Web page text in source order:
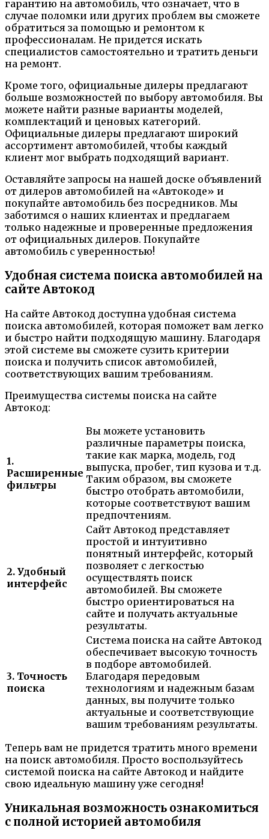
гарантию на автомобиль, что означает, что в
случае поломки или других проблем вы сможете
обратиться за помощью и ремонтом к
профессионалам. Не придется искать
специалистов самостоятельно и тратить деньги
на ремонт.
Кроме того, официальные дилеры предлагают
больше возможностей по выбору автомобиля. Вы
можете найти разные варианты моделей,
комплектаций и ценовых категорий.
Официальные дилеры предлагают широкий
ассортимент автомобилей, чтобы каждый
клиент мог выбрать подходящий вариант.
Оставляйте запросы на нашей доске объявлений
от дилеров автомобилей на «Автокоде» и
покупайте автомобиль без посредников. Мы
заботимся о наших клиентах и предлагаем
только надежные и проверенные предложения
от официальных дилеров. Покупайте
автомобиль с уверенностью!
Удобная система поиска автомобилей на
сайте Автокод
На сайте Автокод доступна удобная система
поиска автомобилей, которая поможет вам легко
и быстро найти подходящую машину. Благодаря
этой системе вы сможете сузить критерии
поиска и получить список автомобилей,
соответствующих вашим требованиям.
Преимущества системы поиска на сайте
Автокод:
1.
Расширенные
фильтры
Вы можете установить
различные параметры поиска,
такие как марка, модель, год
выпуска, пробег, тип кузова и т.д.
Таким образом, вы сможете
быстро отобрать автомобили,
которые соответствуют вашим
предпочтениям.
2. Удобный
интерфейс
Сайт Автокод представляет
простой и интуитивно
понятный интерфейс, который
позволяет с легкостью
осуществлять поиск
автомобилей. Вы сможете
быстро ориентироваться на
сайте и получать актуальные
результаты.
3. Точность
поиска
Система поиска на сайте Автокод
обеспечивает высокую точность
в подборе автомобилей.
Благодаря передовым
технологиям и надежным базам
данных, вы получите только
актуальные и соответствующие
вашим требованиям результаты.
Теперь вам не придется тратить много времени
на поиск автомобиля. Просто воспользуйтесь
системой поиска на сайте Автокод и найдите
свою идеальную машину уже сегодня!
Уникальная возможность ознакомиться
с полной историей автомобиля